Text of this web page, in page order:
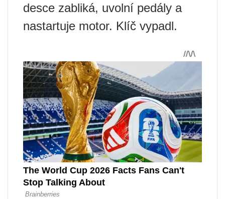
desce zabliká, uvolní pedály a
nastartuje motor. Klíč vypadl.